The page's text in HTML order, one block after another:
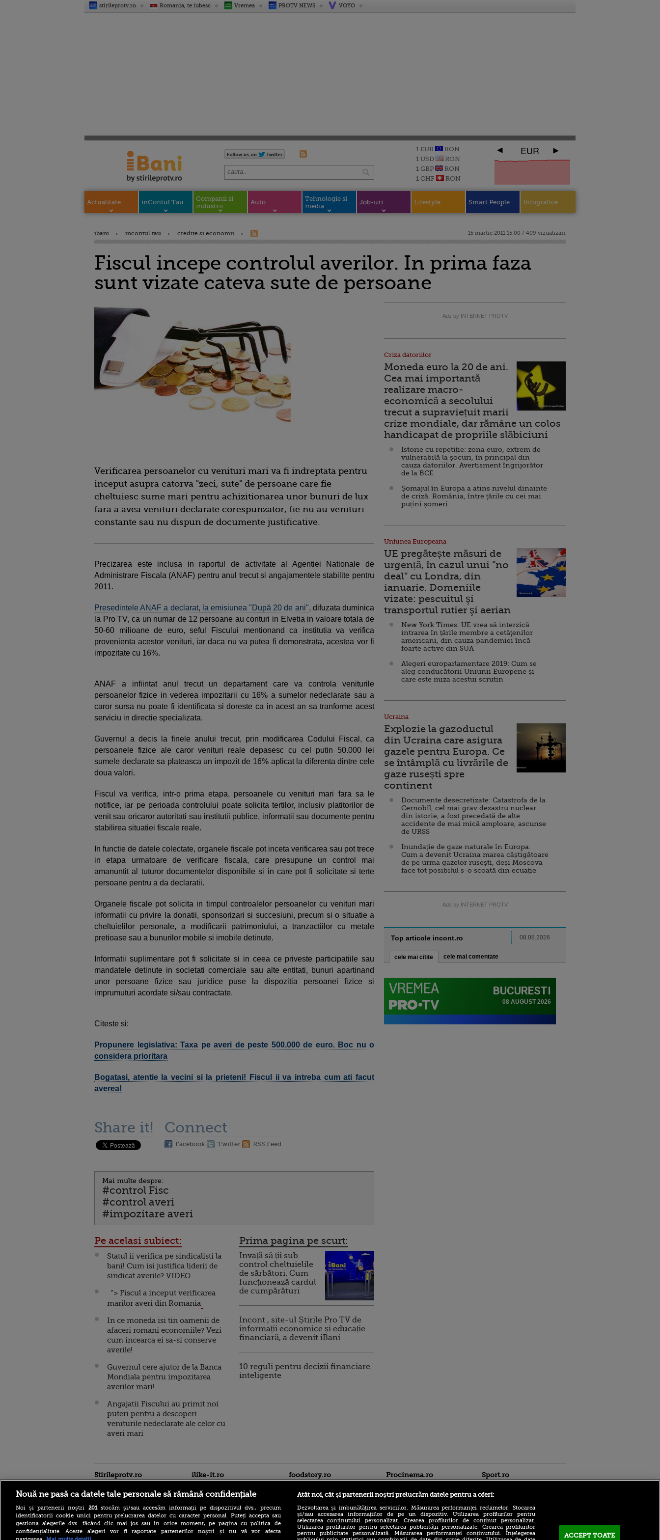
stirileprotv.ro Romania, te iubesc Vremea PROTV NEWS VOYO
1 EUR
RON
1 USD
RON
1 GBP
RON
1 CHF
RON
EUR
Actualitate inContul Tau
Companii si
industrii
Auto
Tehnologie si
media
Job-uri Lifestyle Smart People Infografice
ibani incontul tau credite si economii 15 martie 2011 15:00 / 409 vizualizari
Fiscul incepe controlul averilor. In prima faza
sunt vizate cateva sute de persoane
Verificarea persoanelor cu venituri mari va fi indreptata pentru
inceput asupra catorva "zeci, sute" de persoane care fie
cheltuiesc sume mari pentru achizitionarea unor bunuri de lux
fara a avea venituri declarate corespunzator, fie nu au venituri
constante sau nu dispun de documente justificative.
Precizarea este inclusa in raportul de activitate al Agentiei Nationale de
Administrare Fiscala (ANAF) pentru anul trecut si angajamentele stabilite pentru
2011.
Presedintele ANAF a declarat, la emisiunea "După 20 de ani", difuzata duminica
la Pro TV, ca un numar de 12 persoane au conturi in Elvetia in valoare totala de
50-60 milioane de euro, seful Fiscului mentionand ca institutia va verifica
provenienta acestor venituri, iar daca nu va putea fi demonstrata, acestea vor fi
impozitate cu 16%.
ANAF a infiintat anul trecut un departament care va controla veniturile
persoanelor fizice in vederea impozitarii cu 16% a sumelor nedeclarate sau a
caror sursa nu poate fi identificata si doreste ca in acest an sa tranforme acest
serviciu in directie specializata.
Guvernul a decis la finele anului trecut, prin modificarea Codului Fiscal, ca
persoanele fizice ale caror venituri reale depasesc cu cel putin 50.000 lei
sumele declarate sa plateasca un impozit de 16% aplicat la diferenta dintre cele
doua valori.
Fiscul va verifica, intr-o prima etapa, persoanele cu venituri mari fara sa le
notifice, iar pe perioada controlului poate solicita tertilor, inclusiv platitorilor de
venit sau oricaror autoritati sau institutii publice, informatii sau documente pentru
stabilirea situatiei fiscale reale.
In functie de datele colectate, organele fiscale pot inceta verificarea sau pot trece
in etapa urmatoare de verificare fiscala, care presupune un control mai
amanuntit al tuturor documentelor disponibile si in care pot fi solicitate si terte
persoane pentru a da declaratii.
Organele fiscale pot solicita in timpul controalelor persoanelor cu venituri mari
informatii cu privire la donatii, sponsorizari si succesiuni, precum si o situatie a
cheltuielilor personale, a modificarii patrimoniului, a tranzactiilor cu metale
pretioase sau a bunurilor mobile si imobile detinute.
Informatii suplimentare pot fi solicitate si in ceea ce priveste participatiile sau
mandatele detinute in societati comerciale sau alte entitati, bunuri apartinand
unor persoane fizice sau juridice puse la dispozitia persoanei fizice si
imprumuturi acordate si/sau contractate.
Citeste si:
Propunere legislativa: Taxa pe averi de peste 500.000 de euro. Boc nu o
considera prioritara
Bogatasi, atentie la vecini si la prieteni! Fiscul ii va intreba cum ati facut
averea!
Share it! Connect
Facebook Twitter RSS Feed
Mai multe despre:
#control Fisc
#control averi
#impozitare averi
Pe acelasi subiect:
Statul ii verifica pe sindicalisti la
bani! Cum isi justifica liderii de
sindicat averile? VIDEO
"> Fiscul a inceput verificarea
marilor averi din Romania
In ce moneda isi tin oamenii de
afaceri romani economiile? Vezi
cum incearca ei sa-si conserve
averile!
Guvernul cere ajutor de la Banca
Mondiala pentru impozitarea
averilor mari!
Angajatii Fiscului au primit noi
puteri pentru a descoperi
veniturile nedeclarate ale celor cu
averi mari
Prima pagina pe scurt:
Invață să ții sub
control cheltuielile
de sărbători. Cum
funcționează cardul
de cumpărături
Incont , site-ul Știrile Pro TV de
informații economice și educație
financiară, a devenit iBani
10 reguli pentru decizii financiare
inteligente
Ads by INTERNET PROTV
Criza datoriilor
Moneda euro la 20 de ani.
Cea mai importantă
realizare macro-
economică a secolului
trecut a supraviețuit marii
crize mondiale, dar rămâne un colos
handicapat de propriile slăbiciuni
Istorie cu repetiție: zona euro, extrem de
vulnerabilă la șocuri, în principal din
cauza datoriilor. Avertisment îngrijorător
de la BCE
Șomajul în Europa a atins nivelul dinainte
de criză. România, între țările cu cei mai
puțini șomeri
Uniunea Europeana
UE pregătește măsuri de
urgență, în cazul unui ”no
deal” cu Londra, din
ianuarie. Domeniile
vizate: pescuitul şi
transportul rutier şi aerian
New York Times: UE vrea să interzică
intrarea în țările membre a cetăţenilor
americani, din cauza pandemiei încă
foarte active din SUA
Alegeri europarlamentare 2019: Cum se
aleg conducătorii Uniunii Europene și
care este miza acestui scrutin
Ucraina
Explozie la gazoductul
din Ucraina care asigura
gazele pentru Europa. Ce
se întâmplă cu livrările de
gaze rusești spre
continent
Documente desecretizate: Catastrofa de la
Cernobîl, cel mai grav dezastru nuclear
din istorie, a fost precedată de alte
accidente de mai mică amploare, ascunse
de URSS
Inundație de gaze naturale în Europa.
Cum a devenit Ucraina marea câștigătoare
de pe urma gazelor rusești, deși Moscova
face tot posibilul s-o scoată din ecuație
Ads by INTERNET PROTV
Top articole incont.ro 08.08.2026
cele mai citite cele mai comentate
Stirileprotv.ro ilike-it.ro foodstory.ro Procinema.ro Sport.ro
Nouă ne pasă ca datele tale personale să rămână confidențiale
Noi și partenerii noștri 201stocăm și/sau accesăm informații pe dispozitivul dvs., precum
identificatorii cookie unici pentru prelucrarea datelor cu caracter personal. Puteți accepta sau
gestiona alegerile dvs. făcând clic mai jos sau în orice moment, pe pagina cu politica de
confidențialitate. Aceste alegeri vor fi raportate partenerilor noștri și nu vă vor afecta
Atât noi, cât și partenerii noștri prelucrăm datele pentru a oferi:
Dezvoltarea și îmbunătățirea serviciilor. Măsurarea performanței reclamelor. Stocarea
și/sau accesarea informațiilor de pe un dispozitiv. Utilizarea profilurilor pentru
selectarea conținutului personalizat. Crearea profilurilor de conținut personalizat.
Utilizarea profilurilor pentru selectarea publicității personalizate. Crearea profilurilor
pentru publicitate personalizată. Măsurarea performanței conținutului. Înțelegerea
ACCEPT TOATE